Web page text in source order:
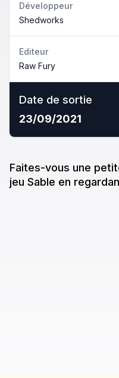
Développeur
Shedworks
Editeur
Raw Fury
Date de sortie
23/09/2021
Faites-vous une
jeu Sable en